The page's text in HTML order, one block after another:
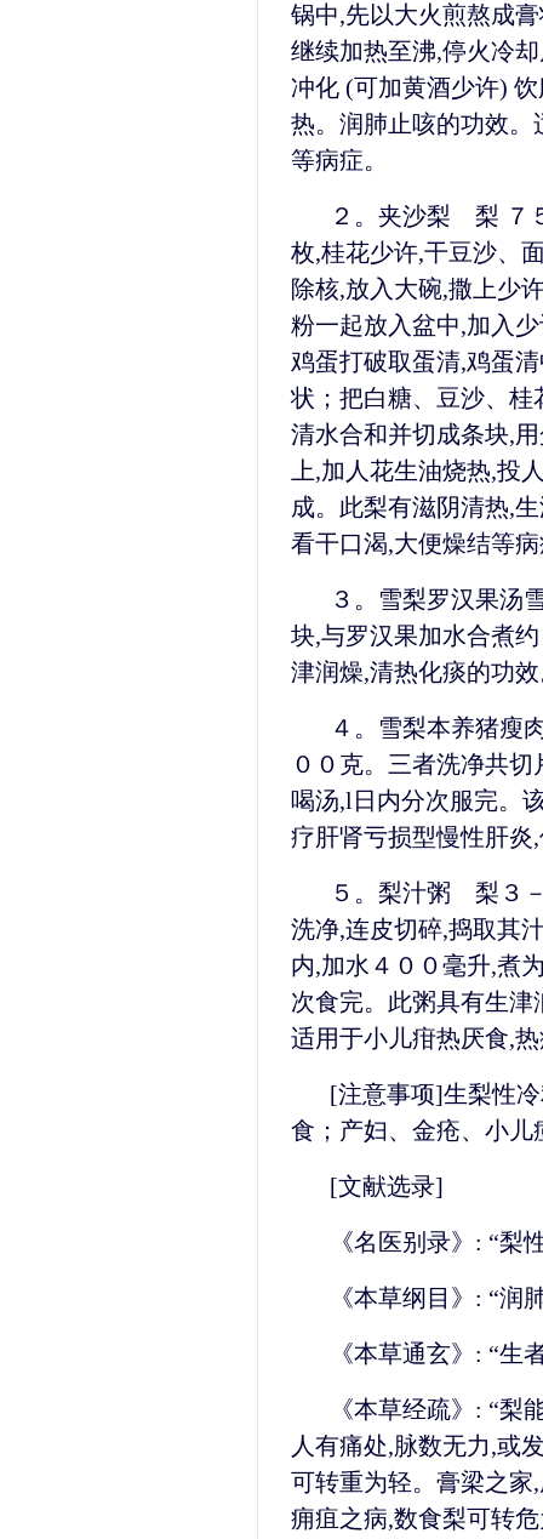
锅中,先以大火煎熬成
继续加热至沸,停火冷
冲化 (可加黄酒少许)
热。润肺止咳的功效。
等病症。
２。夹沙梨 梨 ７
枚,桂花少许,干豆沙、
除核,放入大碗,撒上少
粉一起放入盆中,加入
鸡蛋打破取蛋清,鸡蛋
状；把白糖、豆沙、
清水合和并切成条块,
上,加人花生油烧热,投
成。此梨有滋阴清热,
看干口渴,大便燥结等
３。雪梨罗汉果汤
块,与罗汉果加水合煮
津润燥,清热化痰的功
４。雪梨本养猪瘦
００克。三者洗净共
喝汤,l日内分次服完。
疗肝肾亏损型慢性肝
５。梨汁粥 梨３
洗净,连皮切碎,捣取其
内,加水４００毫升,煮
次食完。此粥具有生
适用于小儿疳热厌食,
[注意事项]生梨性
食；产妇、金疮、小儿
[文献选录]
《名医别录》: “梨
《本草纲目》: “润
《本草通玄》: “生
《本草经疏》: “
人有痛处,脉数无力,或
可转重为轻。膏梁之家
痈疽之病,数食梨可转